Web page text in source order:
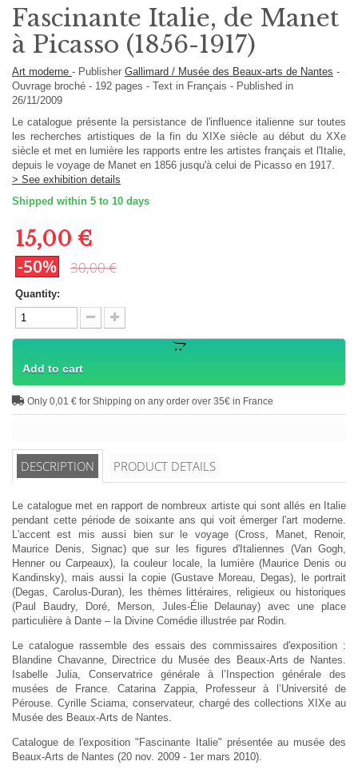
Fascinante Italie, de Manet
à Picasso (1856-1917)
Art moderne - Publisher Gallimard / Musée des Beaux-arts de Nantes -
Ouvrage broché - 192 pages - Text in Français - Published in
26/11/2009
Le catalogue présente la persistance de l'influence italienne sur toutes
les recherches artistiques de la fin du XIXe siècle au début du XXe
siècle et met en lumière les rapports entre les artistes français et l'Italie,
depuis le voyage de Manet en 1856 jusqu'à celui de Picasso en 1917.
> See exhibition details
Shipped within 5 to 10 days
15,00 €
-50% 30,00 €
Quantity:
Add to cart
Only 0,01 € for Shipping on any order over 35€ in France
DESCRIPTION PRODUCT DETAILS
Le catalogue met en rapport de nombreux artiste qui sont allés en Italie
pendant cette période de soixante ans qui voit émerger l'art moderne.
L'accent est mis aussi bien sur le voyage (Cross, Manet, Renoir,
Maurice Denis, Signac) que sur les figures d'Italiennes (Van Gogh,
Henner ou Carpeaux), la couleur locale, la lumière (Maurice Denis ou
Kandinsky), mais aussi la copie (Gustave Moreau, Degas), le portrait
(Degas, Carolus-Duran), les thèmes littéraires, religieux ou historiques
(Paul Baudry, Doré, Merson, Jules-Élie Delaunay) avec une place
particulière à Dante – la Divine Comédie illustrée par Rodin.
Le catalogue rassemble des essais des commissaires d'exposition :
Blandine Chavanne, Directrice du Musée des Beaux-Arts de Nantes.
Isabelle Julia, Conservatrice générale à l’Inspection générale des
musées de France. Catarina Zappia, Professeur à l’Université de
Pérouse. Cyrille Sciama, conservateur, chargé des collections XIXe au
Musée des Beaux-Arts de Nantes.
Catalogue de l'exposition "Fascinante Italie" présentée au musée des
Beaux-Arts de Nantes (20 nov. 2009 - 1er mars 2010).